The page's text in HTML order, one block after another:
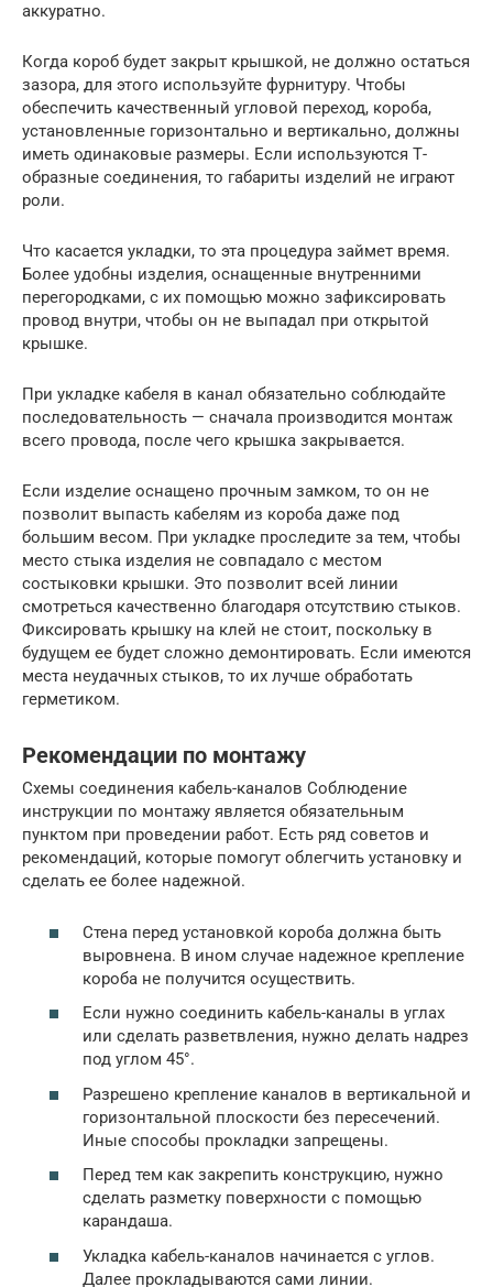
аккуратно.
Когда короб будет закрыт крышкой, не должно остаться
зазора, для этого используйте фурнитуру. Чтобы
обеспечить качественный угловой переход, короба,
установленные горизонтально и вертикально, должны
иметь одинаковые размеры. Если используются Т-
образные соединения, то габариты изделий не играют
роли.
Что касается укладки, то эта процедура займет время.
Более удобны изделия, оснащенные внутренними
перегородками, с их помощью можно зафиксировать
провод внутри, чтобы он не выпадал при открытой
крышке.
При укладке кабеля в канал обязательно соблюдайте
последовательность — сначала производится монтаж
всего провода, после чего крышка закрывается.
Если изделие оснащено прочным замком, то он не
позволит выпасть кабелям из короба даже под
большим весом. При укладке проследите за тем, чтобы
место стыка изделия не совпадало с местом
состыковки крышки. Это позволит всей линии
смотреться качественно благодаря отсутствию стыков.
Фиксировать крышку на клей не стоит, поскольку в
будущем ее будет сложно демонтировать. Если имеются
места неудачных стыков, то их лучше обработать
герметиком.
Рекомендации по монтажу
Схемы соединения кабель-каналов Соблюдение
инструкции по монтажу является обязательным
пунктом при проведении работ. Есть ряд советов и
рекомендаций, которые помогут облегчить установку и
сделать ее более надежной.
Стена перед установкой короба должна быть
выровнена. В ином случае надежное крепление
короба не получится осуществить.
Если нужно соединить кабель-каналы в углах
или сделать разветвления, нужно делать надрез
под углом 45°.
Разрешено крепление каналов в вертикальной и
горизонтальной плоскости без пересечений.
Иные способы прокладки запрещены.
Перед тем как закрепить конструкцию, нужно
сделать разметку поверхности с помощью
карандаша.
Укладка кабель-каналов начинается с углов.
Далее прокладываются сами линии.